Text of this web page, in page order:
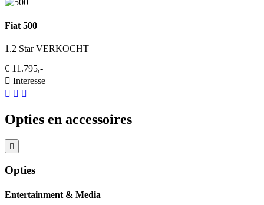
Fiat 500
1.2 Star VERKOCHT
€ 11.795,-
Interesse
Opties en accessoires
Opties
Entertainment & Media